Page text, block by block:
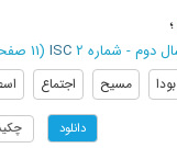
؛
ISC (‎11 صفحه -
بودا مسیح اجتماع
دانلود